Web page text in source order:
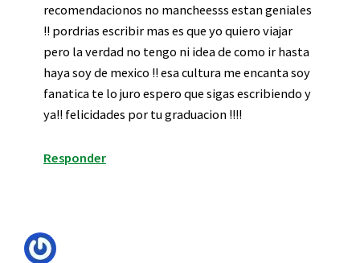
recomendacionos no mancheesss estan geniales
!! pordrias escribir mas es que yo quiero viajar
pero la verdad no tengo ni idea de como ir hasta
haya soy de mexico !! esa cultura me encanta soy
fanatica te lo juro espero que sigas escribiendo y
ya!! felicidades por tu graduacion !!!!
Responder